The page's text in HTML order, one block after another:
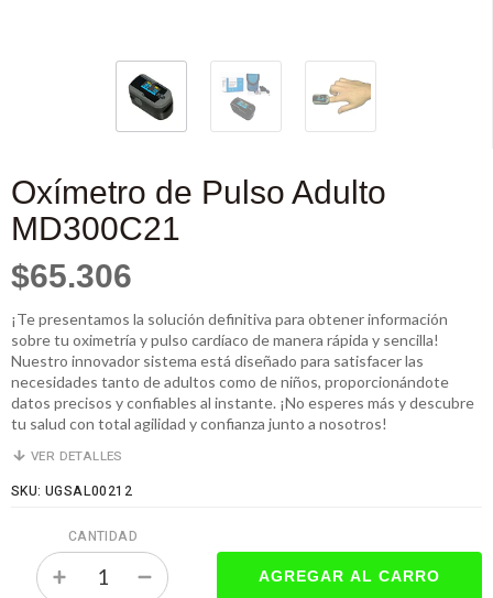
Oxímetro de Pulso Adulto
MD300C21
$65.306
¡Te presentamos la solución definitiva para obtener información
sobre tu oximetría y pulso cardíaco de manera rápida y sencilla!
Nuestro innovador sistema está diseñado para satisfacer las
necesidades tanto de adultos como de niños, proporcionándote
datos precisos y confiables al instante. ¡No esperes más y descubre
tu salud con total agilidad y confianza junto a nosotros!
VER DETALLES
SKU: UGSAL00212
CANTIDAD